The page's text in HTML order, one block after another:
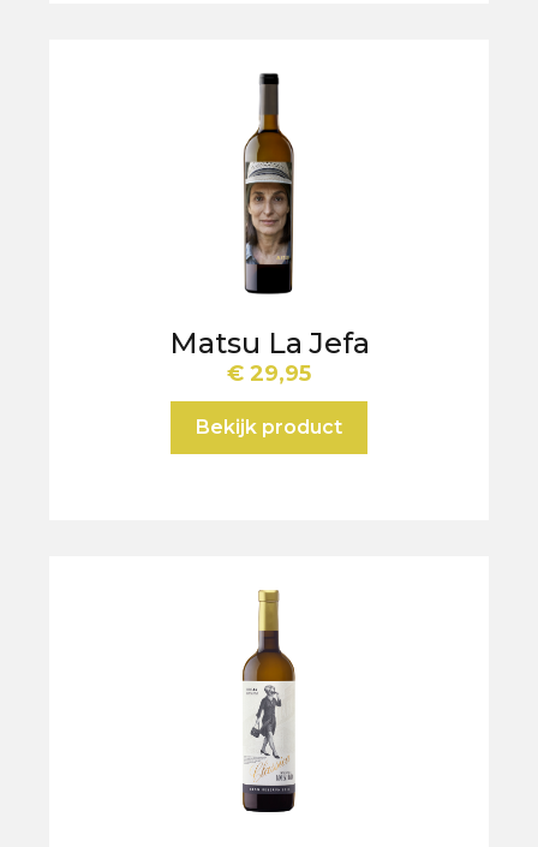
Matsu La Jefa
€ 29,95
Bekijk product